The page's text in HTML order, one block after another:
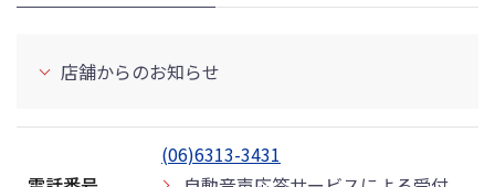
店舗からのお知らせ
(06)6313-3431